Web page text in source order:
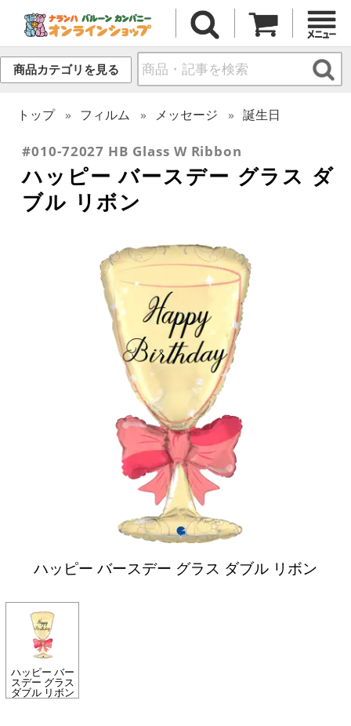
商品カテゴリを見る
トップ フィルム メッセージ 誕生日
#010-72027 HB Glass W Ribbon
ハッピー バースデー グラス ダ
ブル リボン
ハッピー バースデー グラス ダブル リボン
ハッピー バー
スデー グラス
ダブル リボン